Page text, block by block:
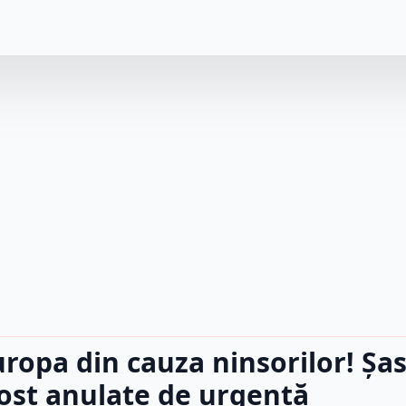
din cauza ninsorilor!
anulate de urgență